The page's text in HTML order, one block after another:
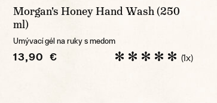
Morgan's Honey Hand Wash (250
ml)
Umývací gél na ruky s medom
13,90 € (1x)